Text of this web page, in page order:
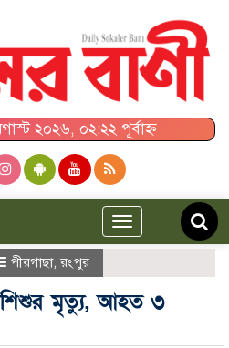
২০২৬, ০২:২২ পূর্বাহ্ন
Toggle
navigation
পীরগাছা, রংপুর
শিশুর মৃত্যু, আহত ৩